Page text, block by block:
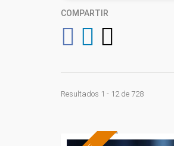
COMPARTIR
Resultados 1 - 12 de 728